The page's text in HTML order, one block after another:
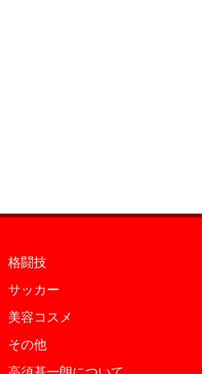
格闘技
サッカー
美容コスメ
その他